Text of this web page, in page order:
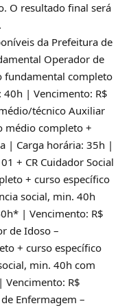
O resultado final será
da Prefeitura de
Operador de
fundamental completo
40h | Vencimento: R$
técnico Auxiliar
médio completo +
| Carga horária: 35h |
+ CR Cuidador Social
+ curso específico
social, min. 40h
| Vencimento: R$
de Idoso –
+ curso específico
min. 40h com
R$
Enfermagem –